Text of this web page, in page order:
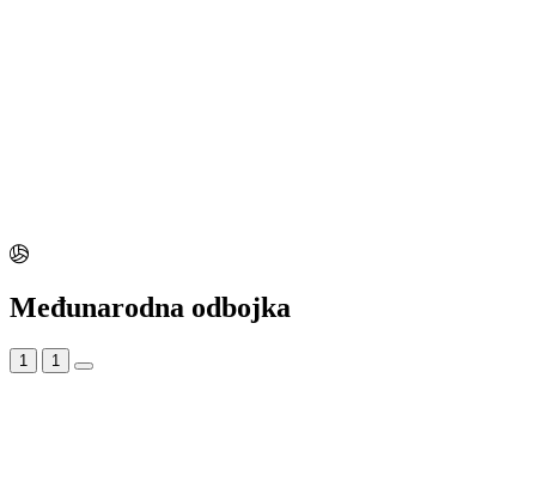
Međunarodna odbojka
1 1